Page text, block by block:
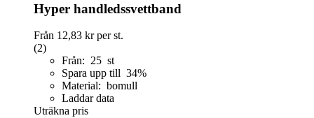
Hyper handledssvettband
Från 12,83 krper st.
(2)
Från: 25 st
Spara upp till 34%
Material: bomull
Laddar data
Uträkna pris